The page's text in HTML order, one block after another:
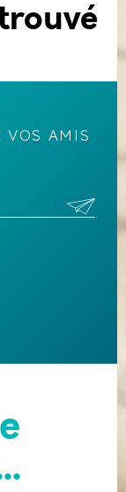
VOS AMIS